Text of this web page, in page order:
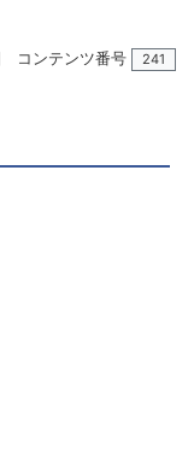
コンテンツ番号 241